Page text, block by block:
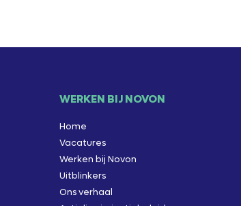
WERKEN BIJ NOVON
Home
Vacatures
Werken bij Novon
Uitblinkers
Ons verhaal